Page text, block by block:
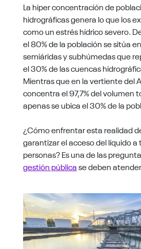
La hiper concentración de
hidrográficas genera lo que los
como un estrés hídrico severo.
el 80% de la población se sitúa
semiáridas y subhúmedas que
el 30% de las cuencas
Mientras que en la vertiente del
concentra el 97,7% del volumen
apenas se ubica el 30% de la
¿Cómo enfrentar esta realidad
garantizar el acceso del líquido a
personas? Es una de las
gestión públicase deben